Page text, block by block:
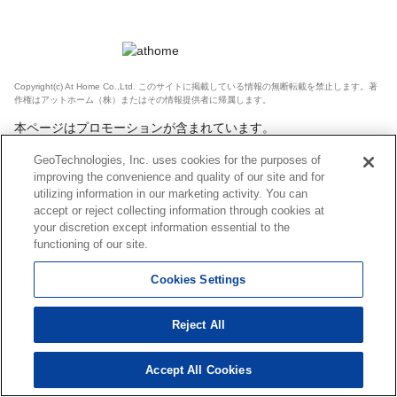
Copyright(c) At Home Co.,Ltd. このサイトに掲載している情報の無断転載を禁止します。著
作権はアットホーム（株）またはその情報提供者に帰属します。
本ページはプロモーションが含まれています。
GeoTechnologies, Inc. uses cookies for the purposes of
improving the convenience and quality of our site and for
utilizing information in our marketing activity. You can
accept or reject collecting information through cookies at
your discretion except information essential to the
functioning of our site.
Cookies Settings
Reject All
Accept All Cookies